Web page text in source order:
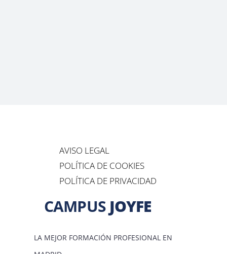
AVISO LEGAL
POLÍTICA DE COOKIES
POLÍTICA DE PRIVACIDAD
CAMPUS JOYFE
LA MEJOR FORMACIÓN PROFESIONAL EN